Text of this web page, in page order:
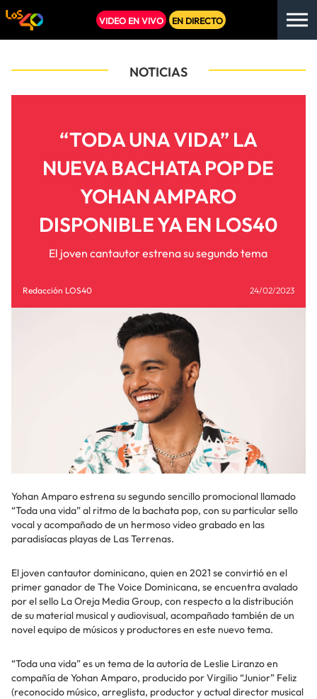
VIDEO EN VIVO EN DIRECTO
NOTICIAS
“TODA UNA VIDA” LA
NUEVA BACHATA POP DE
YOHAN AMPARO
DISPONIBLE YA EN LOS40
El joven cantautor estrena su segundo tema
Redacción LOS40 24/02/2023
Yohan Amparo estrena su segundo sencillo promocional llamado
“Toda una vida” al ritmo de la bachata pop, con su particular sello
vocal y acompañado de un hermoso video grabado en las
paradisíacas playas de Las Terrenas.
El joven cantautor dominicano, quien en 2021 se convirtió en el
primer ganador de The Voice Dominicana, se encuentra avalado
por el sello La Oreja Media Group, con respecto a la distribución
de su material musical y audiovisual, acompañado también de un
novel equipo de músicos y productores en este nuevo tema.
“Toda una vida” es un tema de la autoría de Leslie Liranzo en
compañía de Yohan Amparo, producido por Virgilio “Junior” Feliz
(reconocido músico, arreglista, productor y actual director musical